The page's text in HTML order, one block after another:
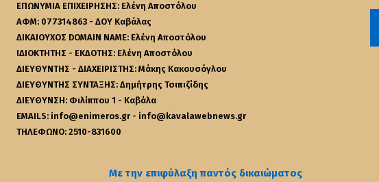
ΕΠΩΝΥΜΙΑ ΕΠΙΧΕΙΡΗΣΗΣ: Ελένη Αποστόλου
ΑΦΜ: 077314863 - ΔΟΥ Καβάλας
ΔΙΚΑΙΟΥΧΟΣ DOMAIN NAME: Ελένη Αποστόλου
ΙΔΙΟΚΤΗΤΗΣ - ΕΚΔΟΤΗΣ: Ελένη Αποστόλου
ΔΙΕΥΘΥΝΤΗΣ - ΔΙΑΧΕΙΡΙΣΤΗΣ: Μάκης Κακουσόγλου
ΔΙΕΥΘΥΝΤΗΣ ΣΥΝΤΑΞΗΣ: Δημήτρης Τσιπιζίδης
ΔΙΕΥΘΥΝΣΗ: Φιλίππου 1 - Καβάλα
EMAILS: info@enimeros.gr - info@kavalawebnews.gr
ΤΗΛΕΦΩΝΟ: 2510-831600
Με την επιφύλαξη παντός δικαιώματος